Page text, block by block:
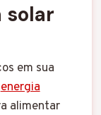
solar
em sua
energia
alimentar